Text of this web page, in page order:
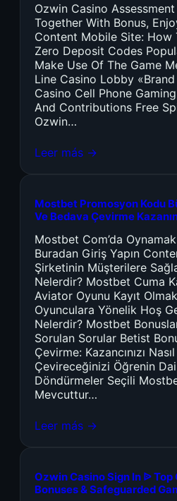
Ozwin Casino
Together With Bonus,
Content Mobile Site: How
Zero Deposit Codes
Make Use Of The Game
Line Casino Lobby
Casino Cell Phone
And Contributions Free
Ozwin…
Leer más →
Mostbet Promosyon Kodu
Ve Bedava Çevirme
Mostbet Com’da
Buradan Giriş Yapın
Şirketinin Müşterilere
Nelerdir? Mostbet Cuma
Aviator Oyunu Kayıt
Oyunculara Yönelik Hoş
Nelerdir? Mostbet
Sorulan Sorular Betist
Çevirme: Kazancınızı
Çevireceğinizi Öğrenin
Döndürmeler Seçili
Mevcuttur…
Leer más →
Ozwin Casino Sign In ᐉ Top
Bonuses & Safeguarded